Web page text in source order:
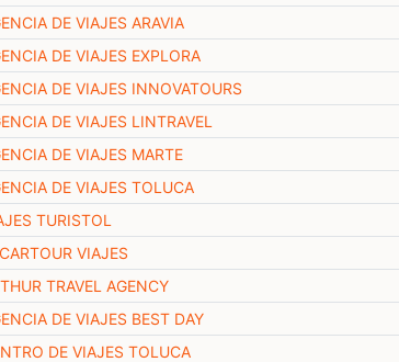
DE VIAJES ARAVIA
DE VIAJES EXPLORA
DE VIAJES INNOVATOURS
DE VIAJES LINTRAVEL
DE VIAJES MARTE
DE VIAJES TOLUCA
TURISTOL
VIAJES
TRAVEL AGENCY
DE VIAJES BEST DAY
DE VIAJES TOLUCA